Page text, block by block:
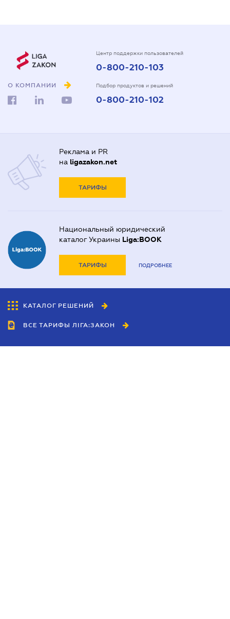
О КОМПАНИИ
Центр поддержки пользователей
0-800-210-103
Подбор продуктов и решений
0-800-210-102
Реклама и PR
на ligazakon.net
ТАРИФЫ
Национальный юридический
каталог Украины Liga:BOOK
ТАРИФЫ ПОДРОБНЕЕ
КАТАЛОГ РЕШЕНИЙ
ВСЕ ТАРИФЫ ЛІГА:ЗАКОН